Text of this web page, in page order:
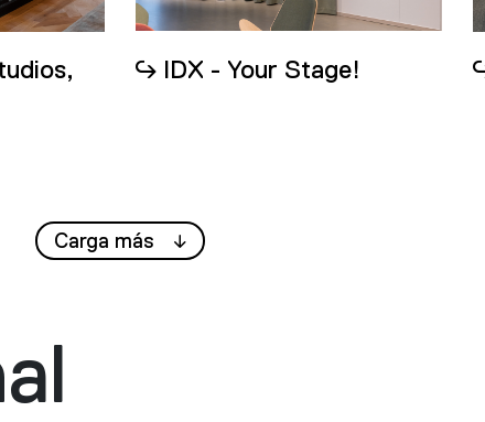
IDX - Your Stage!
Carga más